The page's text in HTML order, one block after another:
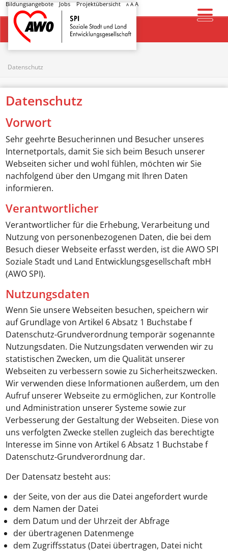
Bildungsangebote Jobs Projektübersicht A AA
Startseite
Datenschutz
Datenschutz
Vorwort
Sehr geehrte Besucherinnen und Besucher unseres
Internetportals, damit Sie sich beim Besuch unserer
Webseiten sicher und wohl fühlen, möchten wir Sie
nachfolgend über den Umgang mit Ihren Daten
informieren.
Verantwortlicher
Verantwortlicher für die Erhebung, Verarbeitung und
Nutzung von personenbezogenen Daten, die bei dem
Besuch dieser Webseite erfasst werden, ist die AWO SPI
Soziale Stadt und Land Entwicklungsgesellschaft mbH
(AWO SPI).
Nutzungsdaten
Wenn Sie unsere Webseiten besuchen, speichern wir
auf Grundlage von Artikel 6 Absatz 1 Buchstabe f
Datenschutz-Grundverordnung temporär sogenannte
Nutzungsdaten. Die Nutzungsdaten verwenden wir zu
statistischen Zwecken, um die Qualität unserer
Webseiten zu verbessern sowie zu Sicherheitszwecken.
Wir verwenden diese Informationen außerdem, um den
Aufruf unserer Webseite zu ermöglichen, zur Kontrolle
und Administration unserer Systeme sowie zur
Verbesserung der Gestaltung der Webseiten. Diese von
uns verfolgten Zwecke stellen zugleich das berechtigte
Interesse im Sinne von Artikel 6 Absatz 1 Buchstabe f
Datenschutz-Grundverordnung dar.
Der Datensatz besteht aus:
der Seite, von der aus die Datei angefordert wurde
dem Namen der Datei
dem Datum und der Uhrzeit der Abfrage
der übertragenen Datenmenge
dem Zugriffsstatus (Datei übertragen, Datei nicht